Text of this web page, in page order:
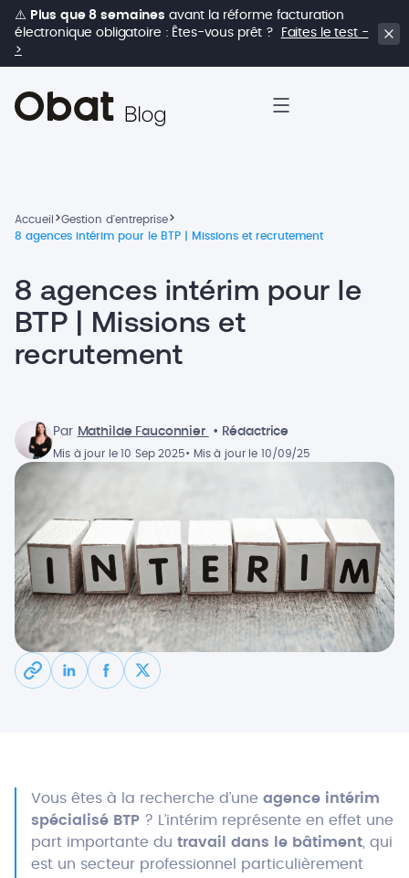
⚠️ Plus que 8 semaines avant la réforme facturation
électronique obligatoire : Êtes-vous prêt ?
Faites le test -
>
Accueil >Gestion d'entreprise>
8 agences intérim pour le BTP | Missions et recrutement
8 agences intérim pour le
BTP | Missions et
recrutement
Par Mathilde Fauconnier • Rédactrice
Mis à jour le 10 Sep 2025• Mis à jour le 10/09/25
Vous êtes à la recherche d’une agence intérim
spécialisé BTP ? L’intérim représente en effet une
part importante du travail dans le bâtiment , qui
est un secteur professionnel particulièrement